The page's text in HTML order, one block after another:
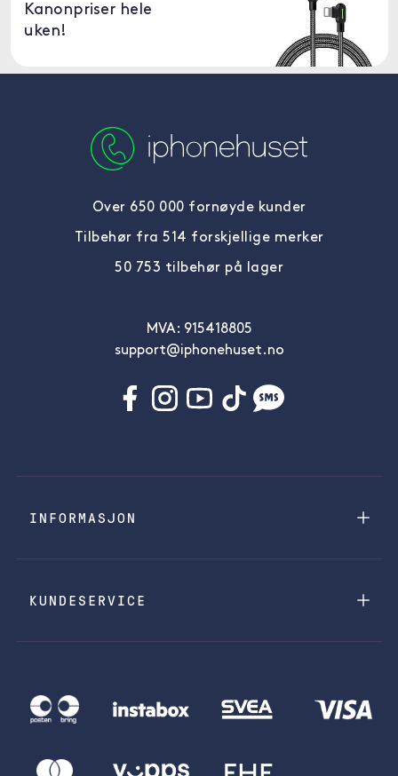
Kanonpriser hele
uken!
Over 650 000 fornøyde kunder
Tilbehør fra 514 forskjellige merker
50 753 tilbehør på lager
MVA: 915418805
support@iphonehuset.no
INFORMASJON
KUNDESERVICE